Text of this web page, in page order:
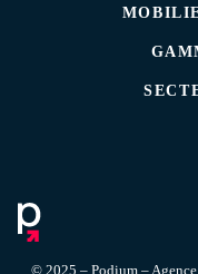
© 2025 – Podium –